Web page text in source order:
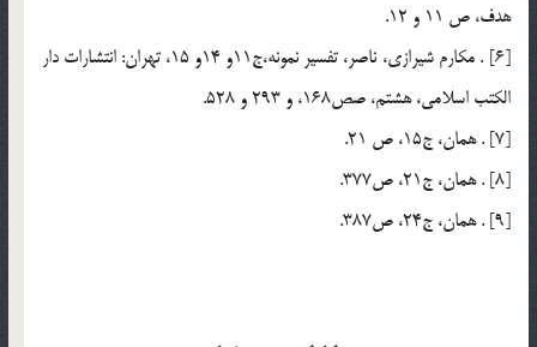
هدف، ص 11 و 12.
[6] . مكارم شيرازي، ناصر، تفسير نمونه،ج11و 14و 15، تهران: انتشارات دار
الكتب اسلامي، هشتم، صص168، و 293 و 528.
[7] . همان، ج15، ص 21.
[8] . همان، ج21، ص377.
[9] . همان، ج24، ص387.